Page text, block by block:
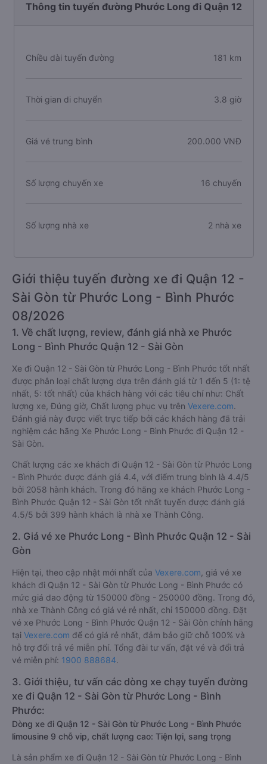
Thông tin tuyến đường Phước Long đi Quận 12
Chiều dài tuyến đường 181 km
Thời gian di chuyển 3.8 giờ
Giá vé trung bình 200.000 VNĐ
Số lượng chuyến xe 16 chuyến
Số lượng nhà xe 2 nhà xe
Giới thiệu tuyến đường xe đi Quận 12 -
Sài Gòn từ Phước Long - Bình Phước
08/2026
1. Về chất lượng, review, đánh giá nhà xe Phước
Long - Bình Phước Quận 12 - Sài Gòn
Xe đi Quận 12 - Sài Gòn từ Phước Long - Bình Phước tốt nhất
được phân loại chất lượng dựa trên đánh giá từ 1 đến 5 (1: tệ
nhất, 5: tốt nhất) của khách hàng với các tiêu chí như: Chất
lượng xe, Đúng giờ, Chất lượng phục vụ trên Vexere.com.
Đánh giá này được viết trực tiếp bởi các khách hàng đã trải
nghiệm các hãng Xe Phước Long - Bình Phước đi Quận 12 -
Sài Gòn.
Chất lượng các xe khách đi Quận 12 - Sài Gòn từ Phước Long
- Bình Phước được đánh giá 4.4, với điểm trung bình là 4.4/5
bởi 2058 hành khách. Trong đó hãng xe khách Phước Long -
Bình Phước Quận 12 - Sài Gòn tốt nhất tuyến được đánh giá
4.5/5 bởi 399 hành khách là nhà xe Thành Công.
2. Giá vé xe Phước Long - Bình Phước Quận 12 - Sài
Gòn
Hiện tại, theo cập nhật mới nhất của Vexere.com , giá vé xe
khách đi Quận 12 - Sài Gòn từ Phước Long - Bình Phước có
mức giá dao động từ 150000 đồng - 250000 đồng. Trong đó,
nhà xe Thành Công có giá vé rẻ nhất, chỉ 150000 đồng. Đặt
vé xe Phước Long - Bình Phước Quận 12 - Sài Gòn chính hãng
tại Vexere.com để có giá rẻ nhất, đảm bảo giữ chỗ 100% và
hỗ trợ đổi trả vé miễn phí. Tổng đài tư vấn, đặt vé và đổi trả
vé miễn phí: 1900 888684.
3. Giới thiệu, tư vấn các dòng xe chạy tuyến đường
xe đi Quận 12 - Sài Gòn từ Phước Long - Bình
Phước:
Dòng xe đi Quận 12 - Sài Gòn từ Phước Long - Bình Phước
limousine 9 chỗ vip, chất lượng cao: Tiện lợi, sang trọng
Là sản phẩm xe đi Quận 12 - Sài Gòn từ Phước Long - Bình